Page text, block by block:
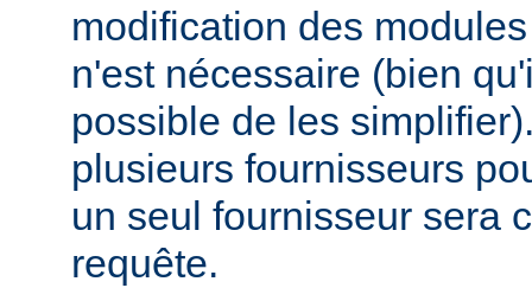
modification des
n'est nécessaire (bien
possible de les
plusieurs fournisseurs
un seul fournisseur sera
requête.